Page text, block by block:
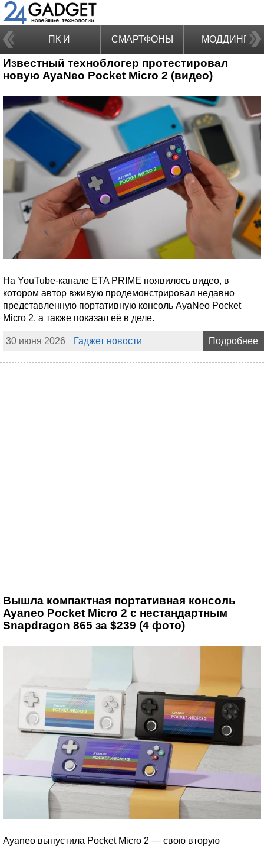
ПК И
НОУТБУКИ
СМАРТФОНЫ МОДДИНГ
Известный техноблогер протестировал
новую AyaNeo Pocket Micro 2 (видео)
На YouTube-канале ETA PRIME появилось видео, в
котором автор вживую продемонстрировал недавно
представленную портативную консоль AyaNeo Pocket
Micro 2, а также показал её в деле.
30 июня 2026 Гаджет новости Подробнее
Вышла компактная портативная консоль
Ayaneo Pocket Micro 2 с нестандартным
Snapdragon 865 за $239 (4 фото)
Ayaneo выпустила Pocket Micro 2 — свою вторую